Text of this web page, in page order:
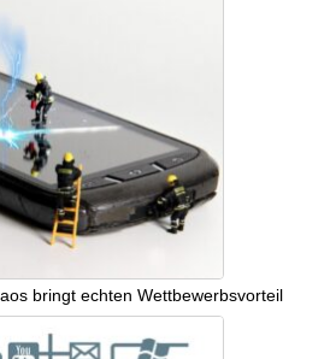
bringt echten Wettbewerbsvorteil